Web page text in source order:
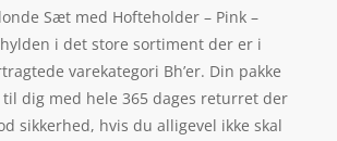
Sæt med Hofteholder – Pink –
i det store sortiment der er i
varekategori Bh’er. Din pakke
dig med hele 365 dages returret der
sikkerhed, hvis du alligevel ikke skal